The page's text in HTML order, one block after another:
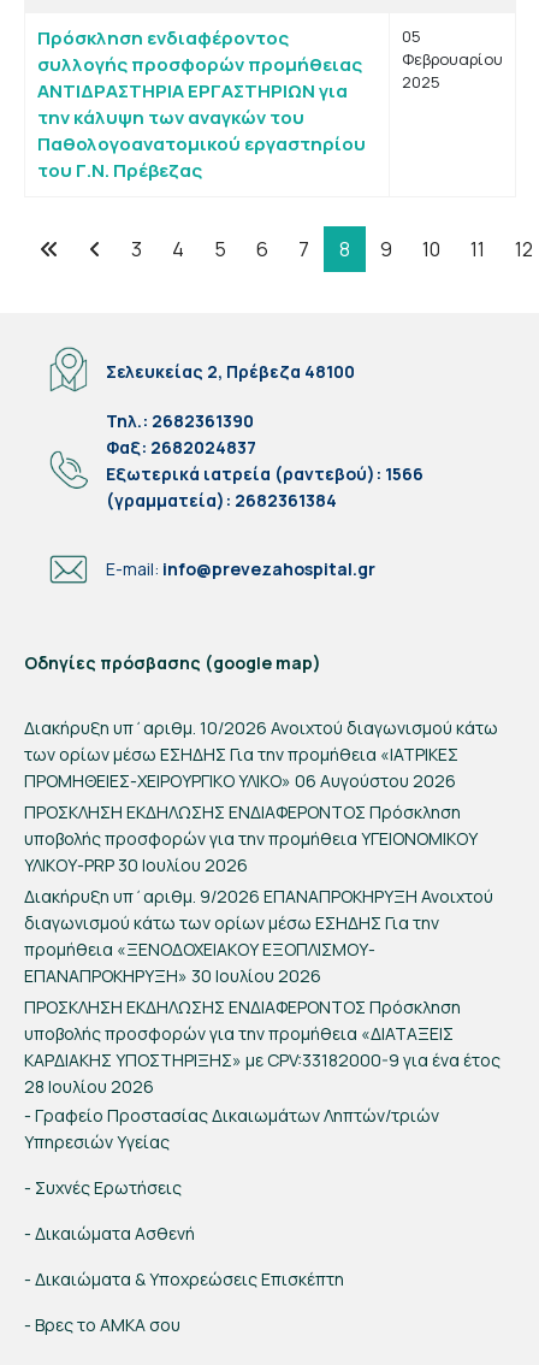
Πρόσκληση ενδιαφέροντος
συλλογής προσφορών προμήθειας
ΑΝΤΙΔΡΑΣΤΗΡΙΑ ΕΡΓΑΣΤΗΡΙΩΝ για
την κάλυψη των αναγκών του
Παθολογοανατομικού εργαστηρίου
του Γ.Ν. Πρέβεζας
05
Φεβρουαρίου
2025
Σελίδα 8 από 102
3 4 5 6 7 8 9 10 11 12
Σελευκείας 2, Πρέβεζα 48100
Τηλ.: 2682361390
Φαξ: 2682024837
Eξωτερικά ιατρεία (ραντεβού): 1566
(γραμματεία): 2682361384
E-mail: info@prevezahospital.gr
Οδηγίες πρόσβασης (google map)
Διακήρυξη υπ΄αριθμ. 10/2026 Ανοιχτού διαγωνισμού κάτω
των ορίων μέσω ΕΣΗΔΗΣ Για την προμήθεια «ΙΑΤΡΙΚΕΣ
ΠΡΟΜΗΘΕΙΕΣ-ΧΕΙΡΟΥΡΓΙΚΟ ΥΛΙΚΟ» 06 Αυγούστου 2026
ΠΡΟΣΚΛΗΣΗ ΕΚΔΗΛΩΣΗΣ ΕΝΔΙΑΦΕΡΟΝΤΟΣ Πρόσκληση
υποβολής προσφορών για την προμήθεια ΥΓΕΙΟΝΟΜΙΚΟΥ
ΥΛΙΚΟΥ-PRP 30 Ιουλίου 2026
Διακήρυξη υπ΄αριθμ. 9/2026 ΕΠΑΝΑΠΡΟΚΗΡΥΞΗ Ανοιχτού
διαγωνισμού κάτω των ορίων μέσω ΕΣΗΔΗΣ Για την
προμήθεια «ΞΕΝΟΔΟΧΕΙΑΚΟΥ ΕΞΟΠΛΙΣΜΟΥ-
ΕΠΑΝΑΠΡΟΚΗΡΥΞΗ» 30 Ιουλίου 2026
ΠΡΟΣΚΛΗΣΗ ΕΚΔΗΛΩΣΗΣ ΕΝΔΙΑΦΕΡΟΝΤΟΣ Πρόσκληση
υποβολής προσφορών για την προμήθεια «ΔΙΑΤΑΞΕΙΣ
ΚΑΡΔΙΑΚΗΣ ΥΠΟΣΤΗΡΙΞΗΣ» με CPV:33182000-9 για ένα έτος
28 Ιουλίου 2026
- Γραφείο Προστασίας Δικαιωμάτων Ληπτών/τριών
Υπηρεσιών Υγείας
- Συχνές Ερωτήσεις
- Δικαιώματα Ασθενή
- Δικαιώματα & Υποχρεώσεις Επισκέπτη
- Βρες το ΑΜΚΑ σου